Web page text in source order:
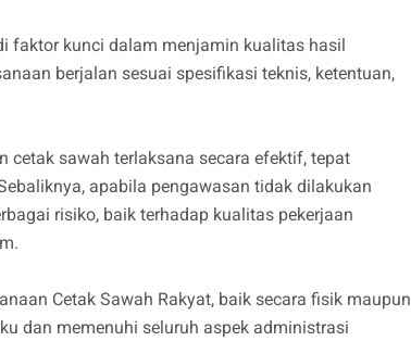
faktor kunci dalam menjamin kualitas hasil
berjalan sesuai spesifikasi teknis, ketentuan,
cetak sawah terlaksana secara efektif, tepat
apabila pengawasan tidak dilakukan
risiko, baik terhadap kualitas pekerjaan
Cetak Sawah Rakyat, baik secara fisik maupun
dan memenuhi seluruh aspek administrasi